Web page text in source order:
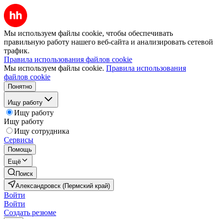
Мы используем файлы cookie, чтобы обеспечивать
правильную работу нашего веб-сайта и анализировать сетевой
трафик.
Правила использования файлов cookie
Мы используем файлы cookie. Правила использования
файлов cookie
Понятно
Ищу работу
Ищу работу
Ищу работу
Ищу сотрудника
Сервисы
Помощь
Ещё
Поиск
Александровск (Пермский край)
Войти
Войти
Создать резюме